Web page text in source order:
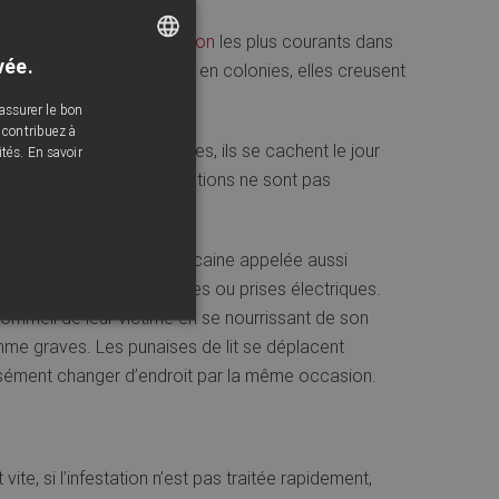
‘infestation les plus courants dans
le manger. Organisées en colonies, elles creusent
Insectes nocturnes, ils se cachent le jour
muraux. Les infestations ne sont pas
entreposées.
humaine américaine appelée aussi
maison, dans les fentes ou prises électriques.
de leur victime en se nourrissant de son
graves. Les punaises de lit se déplacent
changer d’endroit par la même occasion.
si l’infestation n’est pas traitée rapidement,
le bon
à
En savoir